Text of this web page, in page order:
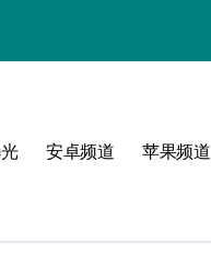
安卓频道 苹果频道